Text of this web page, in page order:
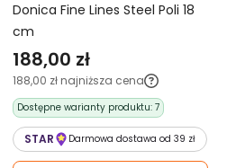
Donica Fine Lines Steel Poli 18
cm
188,00 zł
188,00 zł najniższa cena
Dostępne warianty produktu: 7
STAR Darmowa dostawa od 39 zł